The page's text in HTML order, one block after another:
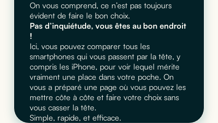
On vous comprend, ce n’est pas toujours
évident de faire le bon choix.
Pas d’inquiétude, vous êtes au bon endroit
!
Ici, vous pouvez comparer tous les
smartphones qui vous passent par la tête, y
compris les iPhone, pour voir lequel mérite
vraiment une place dans votre poche. On
vous a préparé une page où vous pouvez les
mettre côte à côte et faire votre choix sans
vous casser la tête.
Simple, rapide, et efficace.